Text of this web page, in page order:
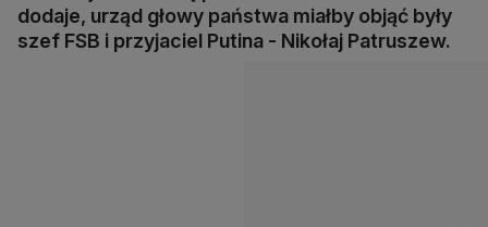
dodaje, urząd głowy państwa miałby objąć były
szef FSB i przyjaciel Putina - Nikołaj Patruszew.